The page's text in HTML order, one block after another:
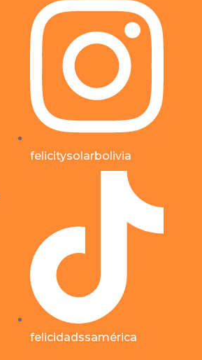
felicitysolarbolivia
felicidadssamérica